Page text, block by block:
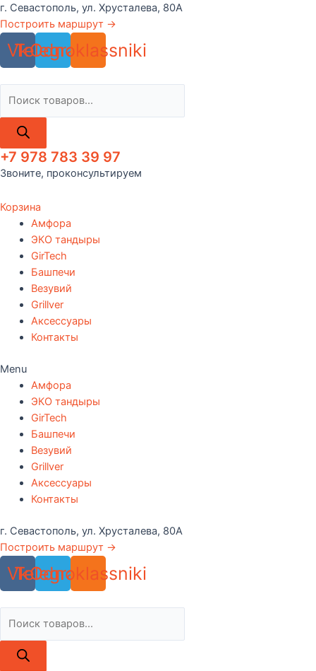
Перейти
к
содержимому
г. Севастополь, ул. Хрусталева, 80А
Построить маршрут →
Vk
Telegram
Odnoklassniki
товаров
+7 978 783 39 97
Звоните, проконсультируем
Корзина
Амфора
ЭКО тандыры
GirTech
Башпечи
Везувий
Grillver
Аксессуары
Контакты
Menu
Амфора
ЭКО тандыры
GirTech
Башпечи
Везувий
Grillver
Аксессуары
Контакты
г. Севастополь, ул. Хрусталева, 80А
Построить маршрут →
Vk
Telegram
Odnoklassniki
товаров